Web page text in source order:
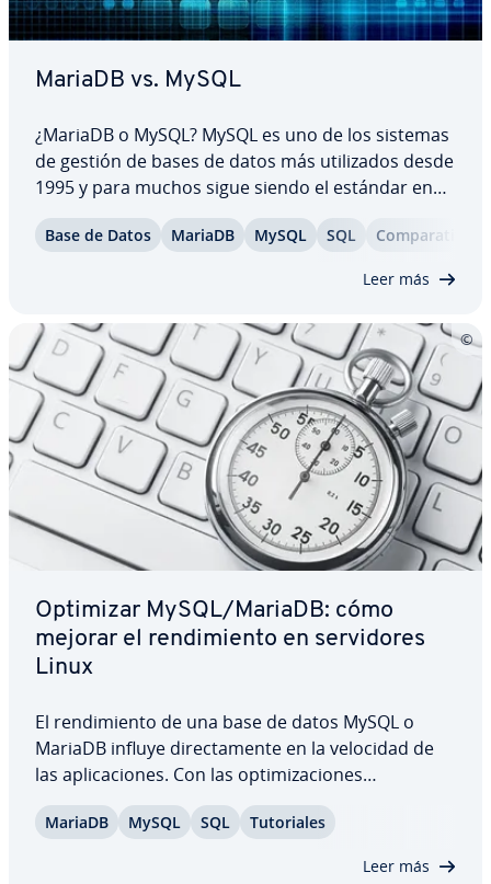
MariaDB vs. MySQL
¿MariaDB o MySQL? MySQL es uno de los sistemas
de gestión de bases de datos más uti­li­za­dos desde
1995 y para muchos sigue siendo el estándar en
ha co­n­so­li­da­do como una al­te­r­na­ti­va potente.
Base de Datos MariaDB MySQL SQL Co­m­pa­ra­ti­va
Leer más
Optimizar MySQL/MariaDB: cómo
mejorar el re­n­di­mie­n­to en se­r­vi­do­res
Linux
El re­n­di­mie­n­to de una base de datos MySQL o
MariaDB influye di­re­c­ta­me­n­te en la velocidad de
las apli­ca­cio­nes. Con las op­ti­mi­za­cio­nes
adecuadas, puedes acelerar las consultas, apro­ve­
char mejor los recursos y evitar cuellos de botella.
MariaDB MySQL SQL Tu­to­ria­les
Leer más